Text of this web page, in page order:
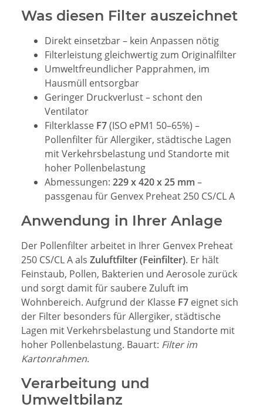
Was diesen Filter auszeichnet
Direkt einsetzbar – kein Anpassen nötig
Filterleistung gleichwertig zum Originalfilter
Umweltfreundlicher Papprahmen, im
Hausmüll entsorgbar
Geringer Druckverlust – schont den
Ventilator
Filterklasse F7(ISO ePM1 50–65%) –
Pollenfilter für Allergiker, städtische Lagen
mit Verkehrsbelastung und Standorte mit
hoher Pollenbelastung
Abmessungen: 229 x 420 x 25 mm –
passgenau für Genvex Preheat 250 CS/CL A
Anwendung in Ihrer Anlage
Der Pollenfilter arbeitet in Ihrer Genvex Preheat
250 CS/CL A als Zuluftfilter (Feinfilter). Er hält
Feinstaub, Pollen, Bakterien und Aerosole zurück
und sorgt damit für saubere Zuluft im
Wohnbereich. Aufgrund der Klasse F7 eignet sich
der Filter besonders für Allergiker, städtische
Lagen mit Verkehrsbelastung und Standorte mit
hoher Pollenbelastung. Bauart: Filter im
Kartonrahmen.
Verarbeitung und
Umweltbilanz